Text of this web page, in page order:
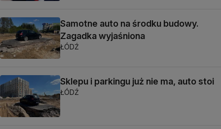
Samotne auto na środku budowy.
Zagadka wyjaśniona
ŁÓDŹ
Sklepu i parkingu już nie ma, auto stoi
ŁÓDŹ